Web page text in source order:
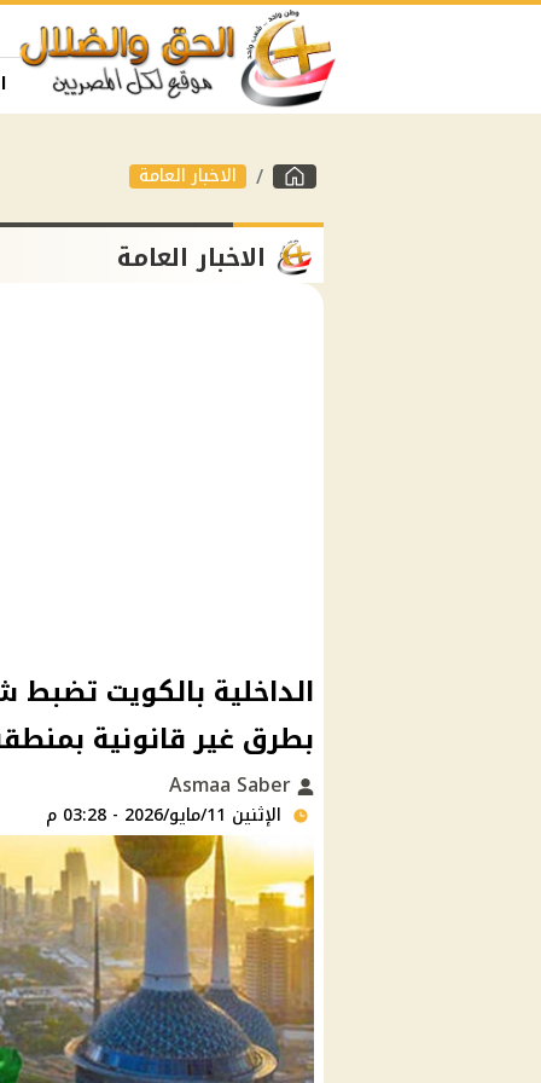
الاخبار العامة
الاخبار العامة
الداخلية بالكويت
بطرق غير قانونية
الإثنين 11/مايو/2026 - 03:28 م